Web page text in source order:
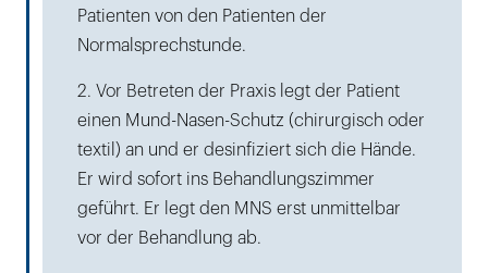
Patienten von den Patienten der
Normalsprechstunde.
2. Vor Betreten der Praxis legt der Patient
einen Mund-Nasen-Schutz (chirurgisch oder
textil) an und er desinfiziert sich die Hände.
Er wird sofort ins Behandlungszimmer
geführt. Er legt den MNS erst unmittelbar
vor der Behandlung ab.